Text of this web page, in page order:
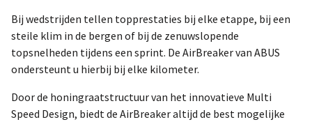
Bij wedstrijden tellen topprestaties bij elke etappe, bij een
steile klim in de bergen of bij de zenuwslopende
topsnelheden tijdens een sprint. De AirBreaker van ABUS
ondersteunt u hierbij bij elke kilometer.
Door de honingraatstructuur van het innovatieve Multi
Speed Design, biedt de AirBreaker altijd de best mogelijke